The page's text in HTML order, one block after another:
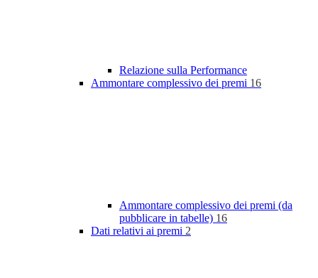
Relazione sulla Performance
Ammontare complessivo dei premi 16
Ammontare complessivo dei premi (da
pubblicare in tabelle) 16
Dati relativi ai premi 2